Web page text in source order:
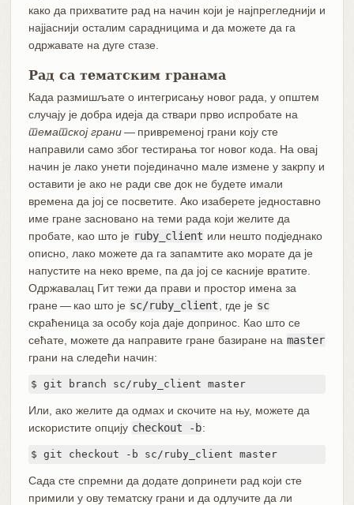
како да прихватите рад на начин који је најпрегледнији и
најјаснији осталим сарадницима и да можете да га
одржавате на дуге стазе.
Рад са тематским гранама
Када размишљате о интегрисању новог рада, у општем
случају је добра идеја да ствари прво испробате на
тематској грани— привременој грани коју сте
направили само због тестирања тог новог кода. На овај
начин је лако унети појединачно мале измене у закрпу и
оставити је ако не ради све док не будете имали
времена да јој се посветите. Ако изаберете једноставно
име гране засновано на теми рада који желите да
пробате, као што је ruby_client или нешто подједнако
описно, лако можете да га запамтите ако морате да је
напустите на неко време, па да јој се касније вратите.
Одржавалац Гит тежи да прави и простор имена за
гране — као што је sc/ruby_client , где је sc
скраћеница за особу која даје допринос. Као што се
сећате, можете да направите гране базиране на master
грани на следећи начин:
$ git branch sc/ruby_client master
Или, ако желите да одмах и скочите на њу, можете да
искористите опцију checkout -b:
$ git checkout -b sc/ruby_client master
Сада сте спремни да додате допринети рад који сте
примили у ову тематску грани и да одлучите да ли